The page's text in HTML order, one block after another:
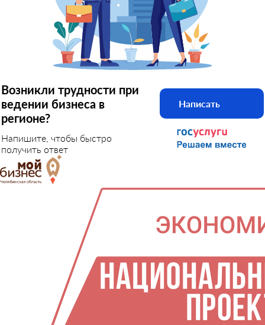
Возникли трудности при
ведении бизнеса в
регионе?
Напишите, чтобы быстро
получить ответ
Написать